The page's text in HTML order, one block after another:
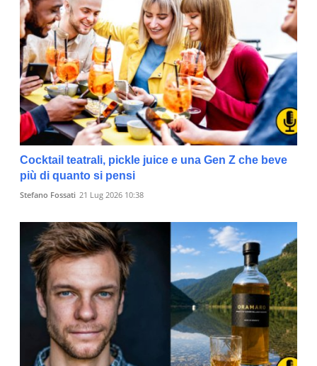
Cocktail teatrali, pickle juice e una Gen Z che beve
più di quanto si pensi
Stefano Fossati 21 Lug 2026 10:38